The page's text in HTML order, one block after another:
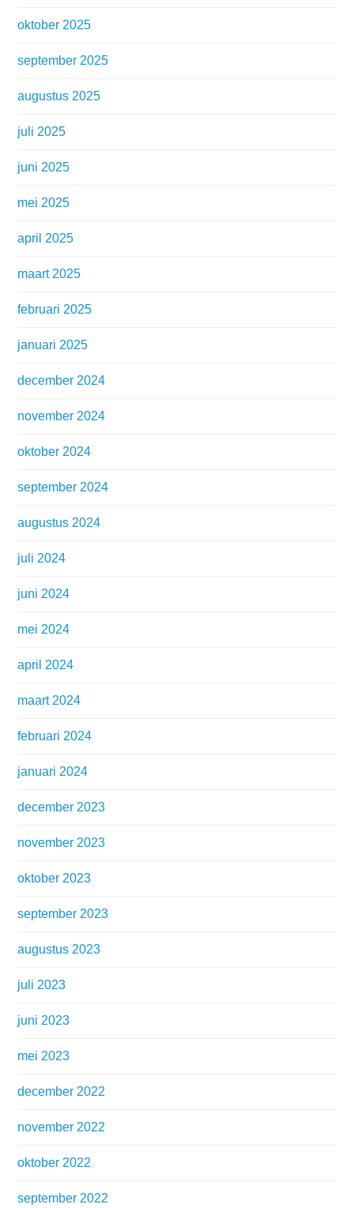
oktober 2025
september 2025
augustus 2025
juli 2025
juni 2025
mei 2025
april 2025
maart 2025
februari 2025
januari 2025
december 2024
november 2024
oktober 2024
september 2024
augustus 2024
juli 2024
juni 2024
mei 2024
april 2024
maart 2024
februari 2024
januari 2024
december 2023
november 2023
oktober 2023
september 2023
augustus 2023
juli 2023
juni 2023
mei 2023
december 2022
november 2022
oktober 2022
september 2022